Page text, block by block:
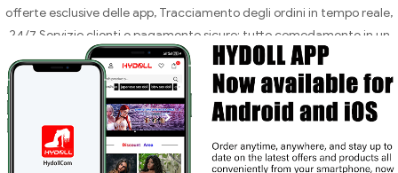
offerte esclusive delle app, Tracciamento degli ordini in tempo reale,
24/7 Servizio clienti e pagamento sicuro: tutto comodamente in un
unico posto.